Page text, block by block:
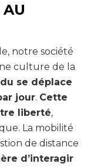
notre société
culture de la
se déplace
jour. Cette
liberté,
La mobilité
de distance
d’interagir